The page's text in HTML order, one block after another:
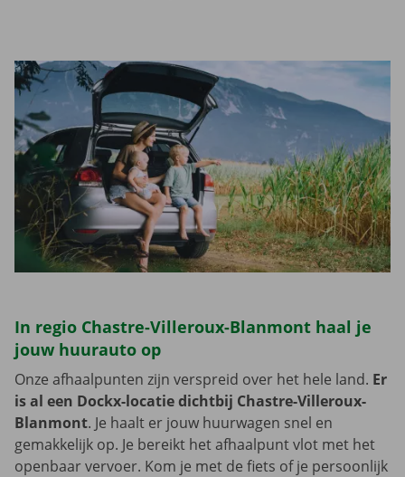
In regio Chastre-Villeroux-Blanmont haal je
jouw huurauto op
Onze afhaalpunten zijn verspreid over het hele land. Er
is al een Dockx-locatie dichtbij Chastre-Villeroux-
Blanmont. Je haalt er jouw huurwagen snel en
gemakkelijk op. Je bereikt het afhaalpunt vlot met het
openbaar vervoer. Kom je met de fiets of je persoonlijk